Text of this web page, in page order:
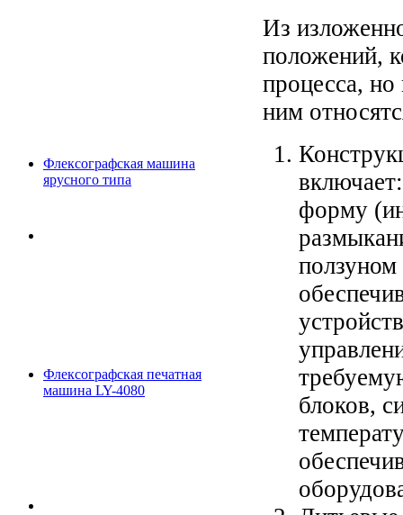
Флексографская машина
ярусного типа
Флексографская печатная
машина LY-4080
Из
положений,
процесса,
ним
форму
блоков,